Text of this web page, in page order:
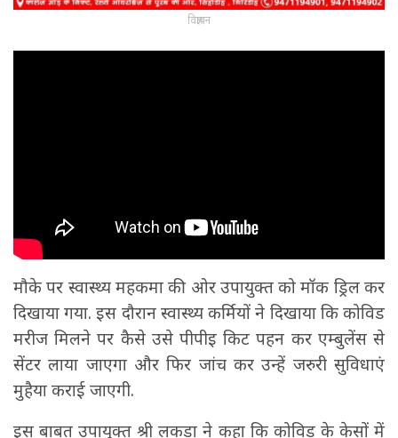
विज्ञापन
मौके पर स्वास्थ्य महकमा की ओर उपायुक्त को मॉक ड्रिल कर
दिखाया गया. इस दौरान स्वास्थ्य कर्मियों ने दिखाया कि कोविड
मरीज मिलने पर कैसे उसे पीपीइ किट पहन कर एम्बुलेंस से
सेंटर लाया जाएगा और फिर जांच कर उन्हें जरुरी सुविधाएं
मुहैया कराई जाएगी.
इस बाबत उपायुक्त श्री लकड़ा ने कहा कि कोविड के केसों में